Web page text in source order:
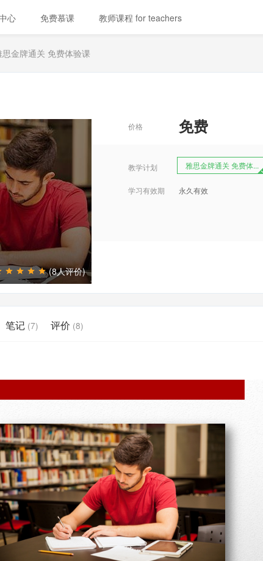
心 免费慕课 教师课程 for teachers
思金牌通关 免费体验课
(8人评价)
价格 免费
教学计划 雅思金牌通关 免费体...
学习有效期 永久有效
笔记 (7) 评价 (8)